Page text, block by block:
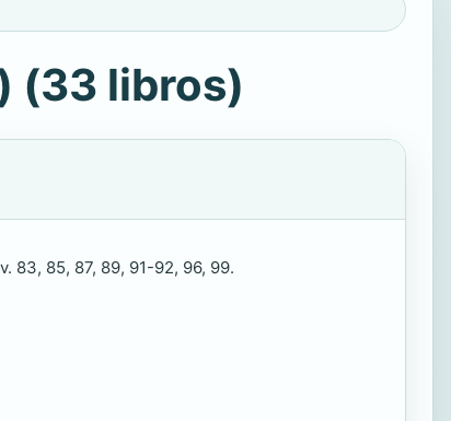
(33 libros)
83, 85, 87, 89, 91-92, 96, 99.